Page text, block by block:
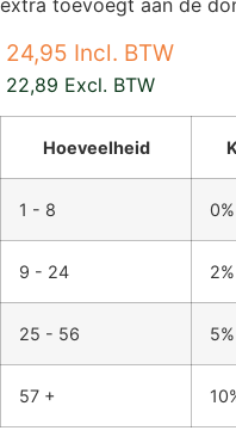
extra toevoegt aan de
24,95 Incl. BTW
22,89 Excl. BTW
Hoeveelheid
1 - 8 0%
9 - 24 2%
25 - 56 5%
57 +